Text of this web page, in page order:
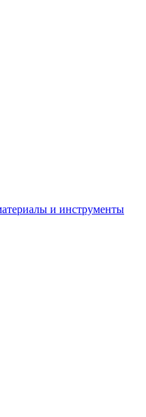
и инструменты